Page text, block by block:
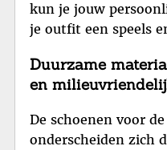
kun je jouw
je outfit een speels
Duurzame
en
De schoenen voor
onderscheiden zich